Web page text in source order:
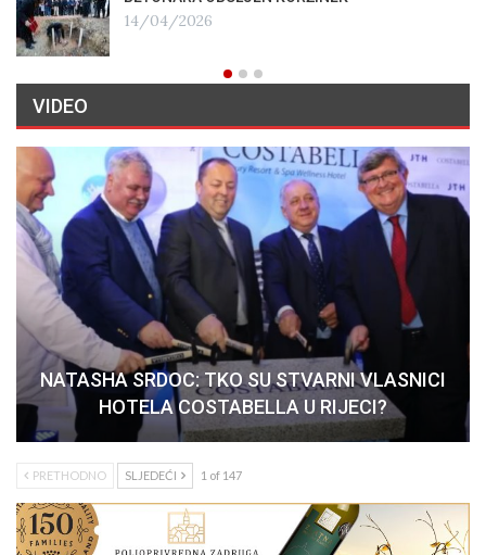
14/04/2026
VIDEO
NATASHA SRDOC: TKO SU STVARNI VLASNICI
HOTELA COSTABELLA U RIJECI?
PRETHODNO SLJEDEĆI 1 of 147